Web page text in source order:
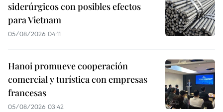
siderúrgicos con posibles efectos
para Vietnam
05/08/2026 04:11
Hanoi promueve cooperación
comercial y turística con empresas
francesas
05/08/2026 03:42